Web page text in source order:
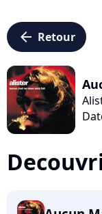
arrow_left Retour